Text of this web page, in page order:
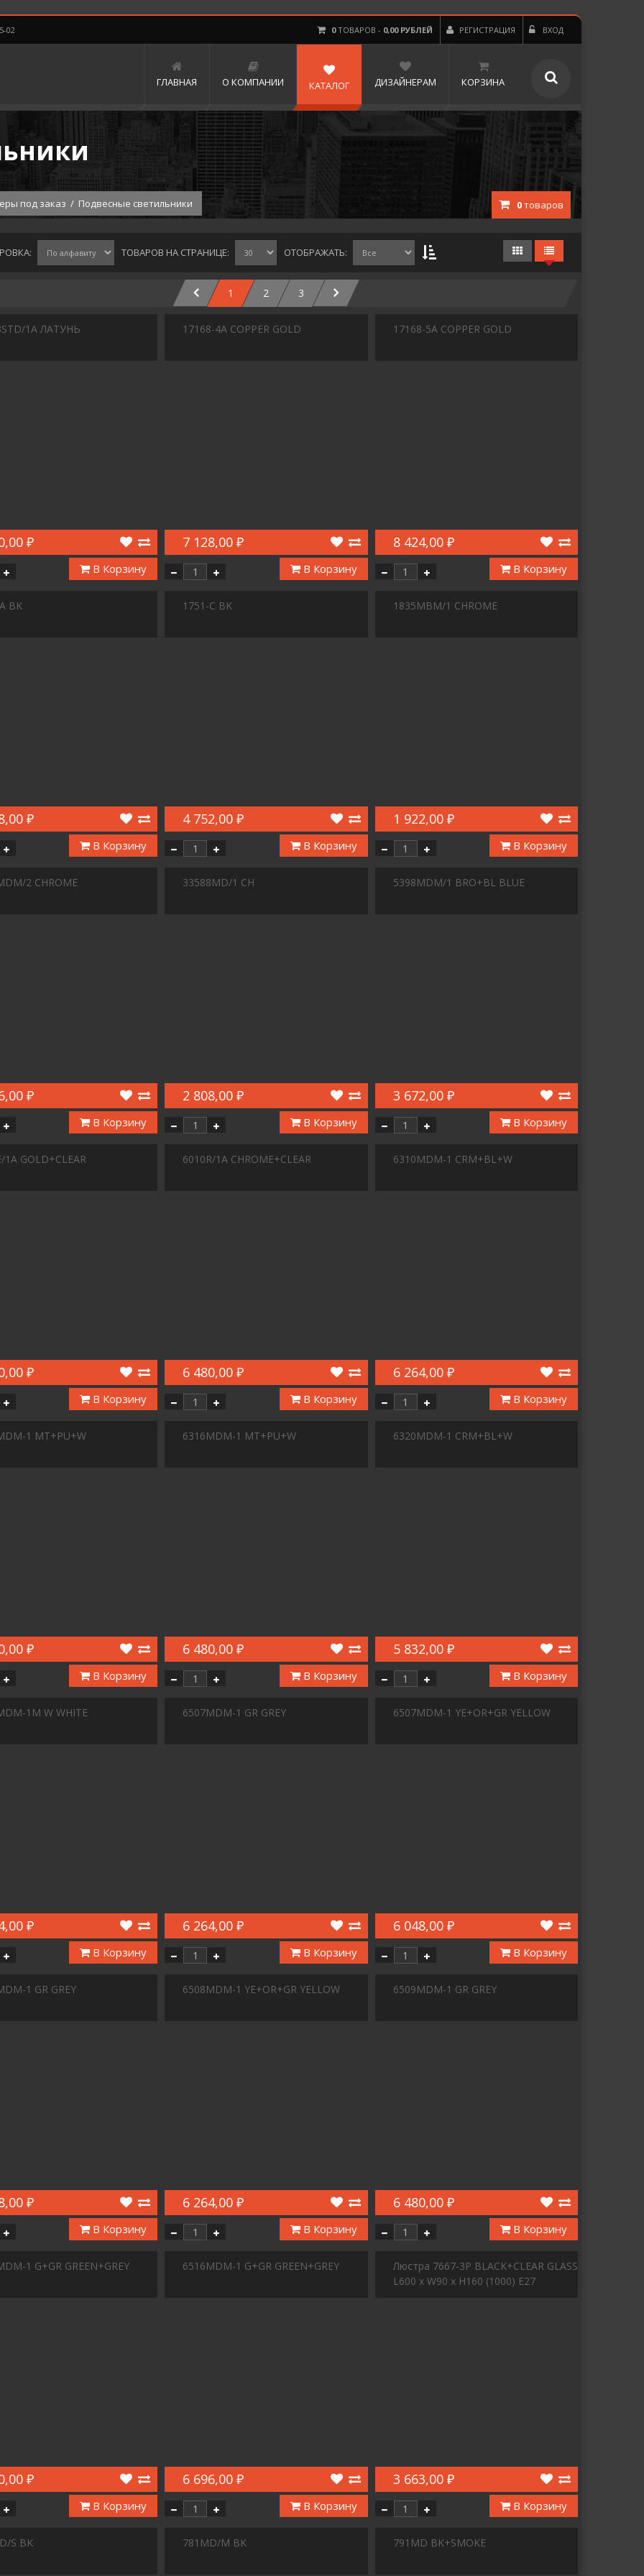
02 0ТОВАРОВ - 0,00 РУБЛЕЙ РЕГИСТРАЦИЯ ВХОД
ГЛАВНАЯ О КОМПАНИИ КАТАЛОГ ДИЗАЙНЕРАМ КОРЗИНА
под заказ / Подвесные светильники 0товаров
ТОВАРОВ НА СТРАНИЦЕ: ОТОБРАЖАТЬ:
1 2 3
1A ЛАТУНЬ
₽
В Корзину
17168-4A COPPER GOLD
7 128,00 ₽
В Корзину
17168-5A COPPER GOLD
8 424,00 ₽
В Корзину
BK
₽
В Корзину
1751-C BK
4 752,00 ₽
В Корзину
1835MBM/1 CHROME
1 922,00 ₽
В Корзину
2 CHROME
₽
В Корзину
33588MD/1 CH
2 808,00 ₽
В Корзину
5398MDM/1 BRO+BL BLUE
3 672,00 ₽
В Корзину
1A GOLD+CLEAR
₽
В Корзину
6010R/1A CHROME+CLEAR
6 480,00 ₽
В Корзину
6310MDM-1 CRM+BL+W
6 264,00 ₽
В Корзину
1 MT+PU+W
₽
В Корзину
6316MDM-1 MT+PU+W
6 480,00 ₽
В Корзину
6320MDM-1 CRM+BL+W
5 832,00 ₽
В Корзину
1M W WHITE
₽
В Корзину
6507MDM-1 GR GREY
6 264,00 ₽
В Корзину
6507MDM-1 YE+OR+GR YELLOW
6 048,00 ₽
В Корзину
1 GR GREY
₽
В Корзину
6508MDM-1 YE+OR+GR YELLOW
6 264,00 ₽
В Корзину
6509MDM-1 GR GREY
6 480,00 ₽
В Корзину
1 G+GR GREEN+GREY
₽
В Корзину
6516MDM-1 G+GR GREEN+GREY
6 696,00 ₽
В Корзину
Люстра 7667-3P BLACK+CLEAR GLASS
L600 x W90 x H160 (1000) E27
3 663,00 ₽
В Корзину
S BK 781MD/M BK 791MD BK+SMOKE